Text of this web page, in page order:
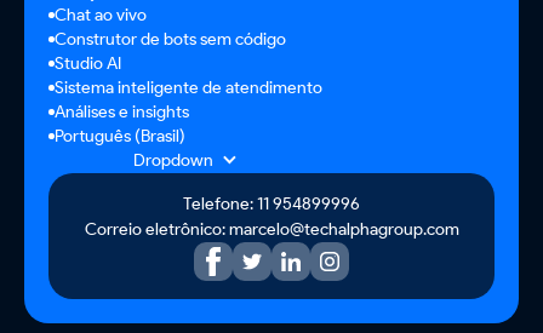
Chat ao vivo
Construtor de bots sem código
Studio AI
Sistema inteligente de atendimento
Análises e insights
Português (Brasil)
Dropdown
Telefone: 11 954899996
Correio eletrônico: marcelo@techalphagroup.com